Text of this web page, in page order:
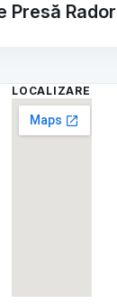
Presă Rador
LOCALIZARE